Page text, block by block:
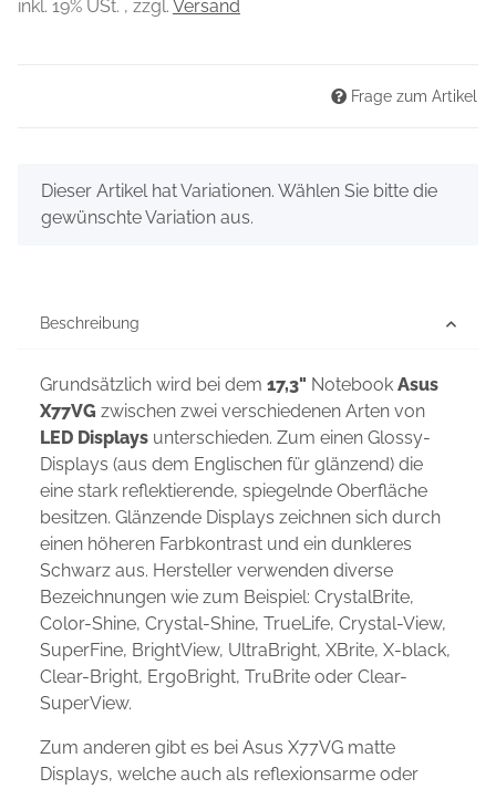
inkl. 19% USt. , zzgl. Versand
Frage zum Artikel
x
Dieser Artikel hat Variationen. Wählen Sie bitte die
gewünschte Variation aus.
Beschreibung
Grundsätzlich wird bei dem 17,3" Notebook Asus
X77VG zwischen zwei verschiedenen Arten von
LED Displays unterschieden. Zum einen Glossy-
Displays (aus dem Englischen für glänzend) die
eine stark reflektierende, spiegelnde Oberfläche
besitzen. Glänzende Displays zeichnen sich durch
einen höheren Farbkontrast und ein dunkleres
Schwarz aus. Hersteller verwenden diverse
Bezeichnungen wie zum Beispiel: CrystalBrite,
Color-Shine, Crystal-Shine, TrueLife, Crystal-View,
SuperFine, BrightView, UltraBright, XBrite, X-black,
Clear-Bright, ErgoBright, TruBrite oder Clear-
SuperView.
Zum anderen gibt es bei Asus X77VG matte
Displays, welche auch als reflexionsarme oder